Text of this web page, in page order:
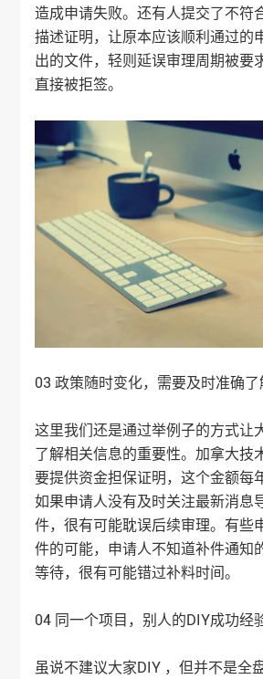
造成申请失败。还有人提交了不符
描述证明，让原本应该顺利通过的
出的文件，轻则延误审理周期被要
直接被拒签。
03 政策随时变化，需要及时准确
这里我们还是通过举例子的方式让
了解相关信息的重要性。加拿大技
要提供资金担保证明，这个金额每
如果申请人没有及时关注最新消息
件，很有可能耽误后续审理。有些
件的可能，申请人不知道补件通知
等待，很有可能错过补料时间。
04 同一个项目，别人的DIY成功经
虽说不建议大家DIY ，但并不是全